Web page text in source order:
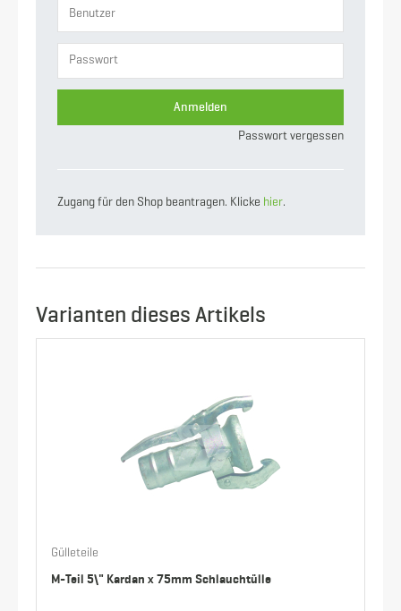
Nennweite
Anmelden
Passwort vergessen
Zugang für den Shop beantragen. Klicke hier.
Varianten dieses Artikels
Gülleteile
M-Teil 5\" Kardan x 75mm Schlauchtülle